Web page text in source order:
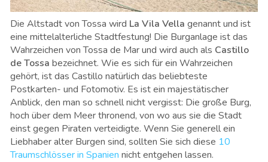
Die Altstadt von Tossa wird La Vila Vella genannt und ist
eine mittelalterliche Stadtfestung! Die Burganlage ist das
Wahrzeichen von Tossa de Mar und wird auch als Castillo
de Tossa bezeichnet. Wie es sich für ein Wahrzeichen
gehört, ist das Castillo natürlich das beliebteste
Postkarten- und Fotomotiv. Es ist ein majestätischer
Anblick, den man so schnell nicht vergisst: Die große Burg,
hoch über dem Meer thronend, von wo aus sie die Stadt
einst gegen Piraten verteidigte. Wenn Sie generell ein
Liebhaber alter Burgen sind, sollten Sie sich diese 10
Traumschlösser in Spanien nicht entgehen lassen.